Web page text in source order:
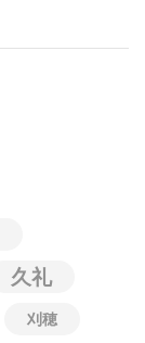
久礼
刈穂